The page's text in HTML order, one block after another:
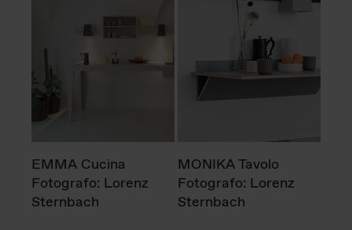
EMMA Cucina
Fotografo: Lorenz
Sternbach
MONIKA Tavolo
Fotografo: Lorenz
Sternbach